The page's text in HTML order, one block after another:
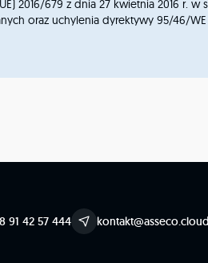
2016/679 z dnia 27 kwietnia 2016 r.
oraz uchylenia dyrektywy 95/46/WE
91 42 57 444 kontakt@asseco.cloud